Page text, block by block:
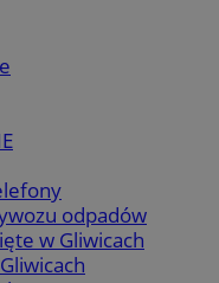
odpadów
w Gliwicach